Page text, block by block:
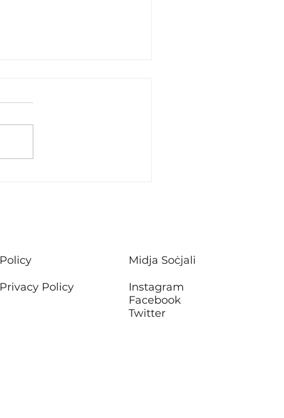
Policy
Privacy Policy
Midja Soċjali
Instagram
Facebook
Twitter